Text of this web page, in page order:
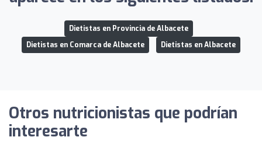
Dietistas en Provincia de Albacete
Dietistas en Comarca de Albacete
Dietistas en Albacete
Otros nutricionistas que podrían
interesarte